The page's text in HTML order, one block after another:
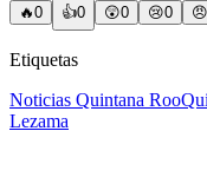
🔥0 👍0 😲0 😢0 😠
Etiquetas
Noticias Quintana Roo
Lezama